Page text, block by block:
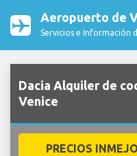
Aeropuerto de
Servicios e Información
Dacia Alquiler de
Venice
PRECIOS